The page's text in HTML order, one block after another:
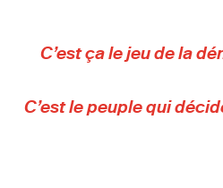
C’est ça le jeu de la
C’est le peuple qui